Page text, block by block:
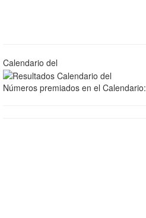
Calendario del
Números premiados en el Calendario: